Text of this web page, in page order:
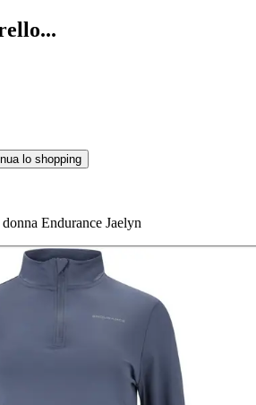
lo shopping
Endurance Jaelyn